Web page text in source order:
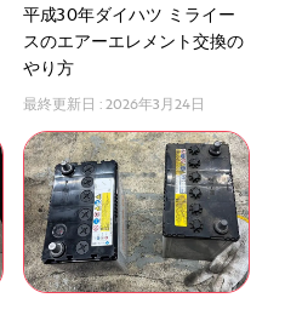
平成30年ダイハツ ミライー
スのエアーエレメント交換の
やり方
最終更新日 :2026年3月24日